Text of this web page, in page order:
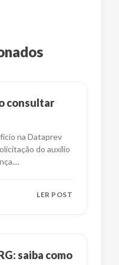
consultar
na Dataprev
do auxílio
...
LER POST
saiba como